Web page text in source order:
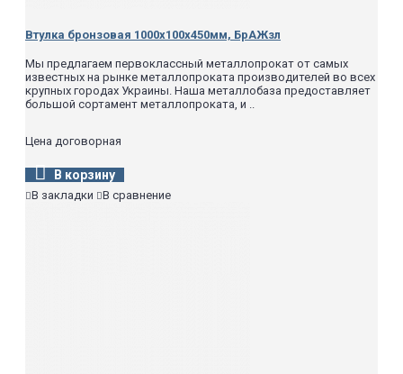
Втулка бронзовая 1000х100х450мм, БрАЖзл
Мы предлагаем первоклассный металлопрокат от самых
известных на рынке металлопроката производителей во всех
крупных городах Украины. Наша металлобаза предоставляет
большой сортамент металлопроката, и ..
Цена договорная
В корзину
В закладки В сравнение